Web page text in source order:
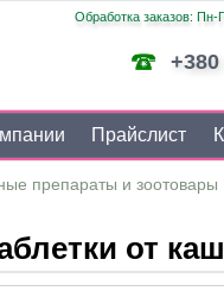
Обработка заказов:
+380
Прайслист
препараты и зоотовары
от